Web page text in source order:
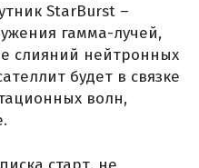
StarBurst –
гамма-лучей,
слияний нейтронных
будет в связке
волн,